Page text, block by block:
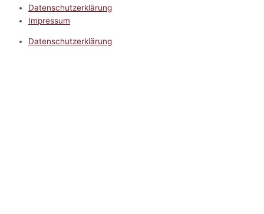
Datenschutzerklärung
Impressum
Datenschutzerklärung